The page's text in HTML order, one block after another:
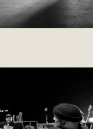
011 ELIZABETH